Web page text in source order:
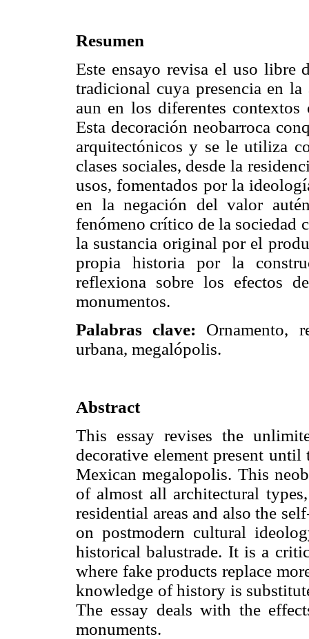
Resumen
Este ensayo revisa el uso libre
tradicional cuya presencia en
aun en los diferentes
Esta decoración neobarroca
arquitectónicos y se le utiliza
clases sociales, desde la
usos, fomentados por la
en la negación del valor
fenómeno crítico de la sociedad
la sustancia original por el
propia historia por la
reflexiona sobre los efectos
monumentos.
Palabras clave: Ornamento,
urbana, megalópolis.
Abstract
This essay revises the
decorative element present
Mexican megalopolis. This
of almost all architectural
residential areas and also the
on postmodern cultural
historical balustrade. It is a
where fake products replace
knowledge of history is
The essay deals with the
monuments.